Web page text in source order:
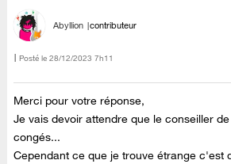
Abyllion contributeur
Posté le ‎28/12/2023 7h11
Merci pour votre réponse,
Je vais devoir attendre que le conseiller
congés...
Cependant ce que je trouve étrange c'est